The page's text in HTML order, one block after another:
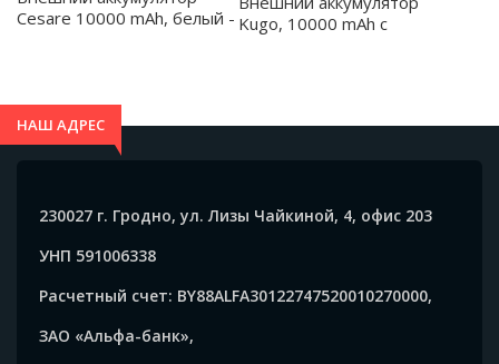
предметы; - при полной зарядке внешнего
аккумулятора необходимо отключить его от сети; -
внешнего аккумулятора и зарядку мобильного
устройства от внешнего аккумулятора.
Cesare 10000 mAh, белый - Kugo, 10000 mAh с
НАШ АДРЕС
230027 г. Гродно, ул. Лизы Чайкиной, 4, офис 203
УНП 591006338
Расчетный счет: BY88ALFA30122747520010270000,
ЗАО «Альфа-банк»,